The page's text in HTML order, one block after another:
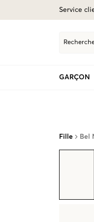
Service
GARÇON
Fille Bel